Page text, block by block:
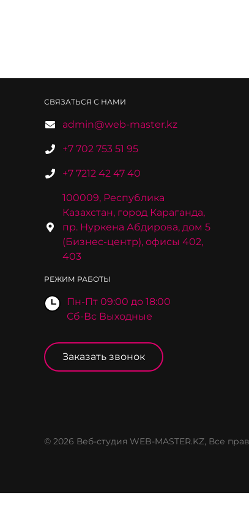
СВЯЗАТЬСЯ С НАМИ
admin@web-master.kz
+7 702 753 51 95
+7 7212 42 47 40
100009, Республика
Казахстан, город Караганда,
пр. Нуркена Абдирова, дом 5
(Бизнес-центр), офисы 402,
403
РЕЖИМ РАБОТЫ
Пн-Пт 09:00 до 18:00
Сб-Вс Выходные
Заказать звонок
© 2026 Веб-студия WEB-MASTER.KZ, Все